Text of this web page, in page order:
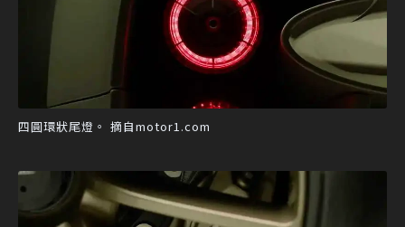
四圓環狀尾燈。 摘自motor1.com